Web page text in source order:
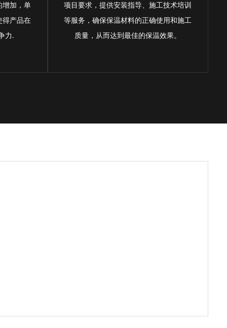
增加，单
得产品在
力.
项目要求，提供安装指导、施工技术培训
等服务，确保保温材料的正确使用和施工
质量，从而达到最佳的保温效果。